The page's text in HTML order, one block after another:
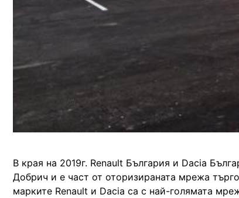
В края на 2019г. Renault България и Dacia
Добрич и е част от оторизираната мрежа
марките Renault и Dacia са с най-голямата